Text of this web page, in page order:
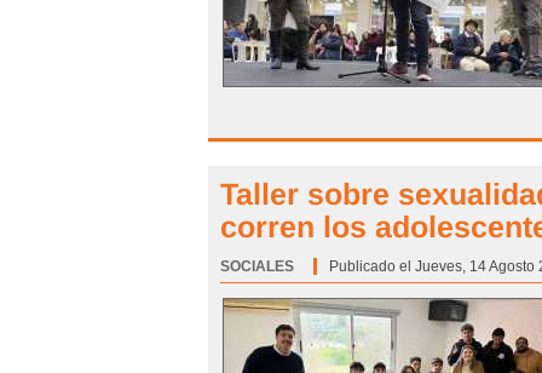
Taller sobre
corren los
SOCIALES Publicado el Jueves, 14 Agosto